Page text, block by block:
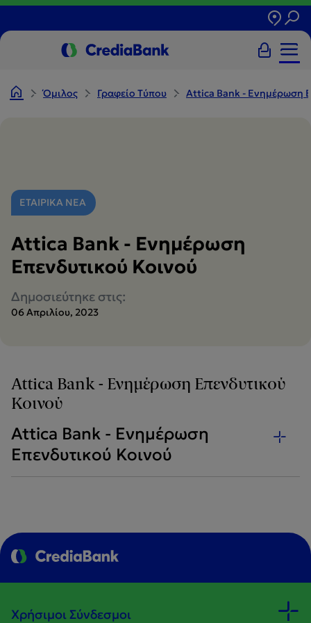
Όμιλος Γραφείο Tύπου Attica Bank - Ενημέρωση
ΕΤΑΙΡΙΚΑ ΝΕΑ
Attica Bank - Ενημέρωση
Επενδυτικού Κοινού
Δημοσιεύτηκε στις:
06 Απριλίου, 2023
Attica Bank - Ενημέρωση Επενδυτικού
Κοινού
Attica Bank - Ενημέρωση
Επενδυτικού Κοινού
Χρήσιμοι Σύνδεσμοι